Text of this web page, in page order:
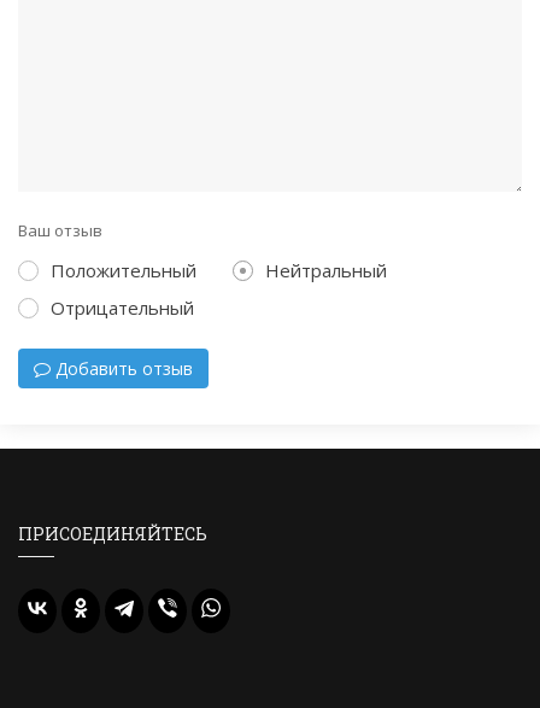
Ваш отзыв
Положительный
Нейтральный
Отрицательный
Добавить отзыв
ПРИСОЕДИНЯЙТЕСЬ